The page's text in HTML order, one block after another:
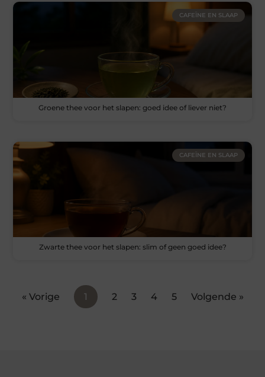
CAFEÏNE EN SLAAP
Groene thee voor het slapen: goed idee of liever niet?
CAFEÏNE EN SLAAP
Zwarte thee voor het slapen: slim of geen goed idee?
« Vorige 1 2 3 4 5 Volgende »